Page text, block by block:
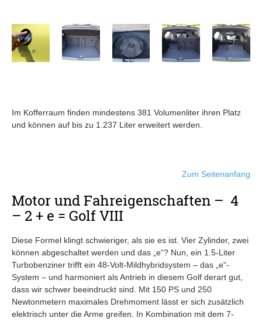
Im Kofferraum finden mindestens 381 Volumenliter ihren Platz
und können auf bis zu 1.237 Liter erweitert werden.
Zum Seitenanfang
Motor und Fahreigenschaften – 4
– 2 + e = Golf VIII
Diese Formel klingt schwieriger, als sie es ist. Vier Zylinder, zwei
können abgeschaltet werden und das „e“? Nun, ein 1.5-Liter
Turbobenziner trifft ein 48-Volt-Mildhybridsystem – das „e“-
System – und harmoniert als Antrieb in diesem Golf derart gut,
dass wir schwer beeindruckt sind. Mit 150 PS und 250
Newtonmetern maximales Drehmoment lässt er sich zusätzlich
elektrisch unter die Arme greifen. In Kombination mit dem 7-